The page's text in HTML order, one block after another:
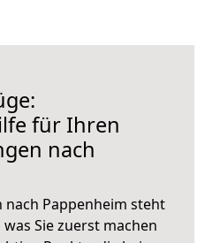
für Ihren
nach
Pappenheim steht
Sie zuerst machen